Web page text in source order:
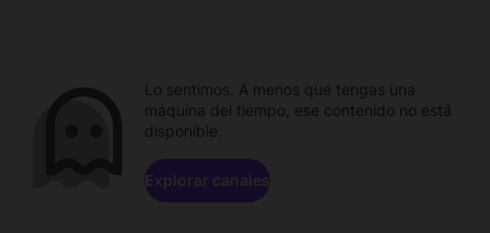
Lo sentimos. A menos que tengas una
máquina del tiempo, ese contenido no está
disponible.
Explorar canales